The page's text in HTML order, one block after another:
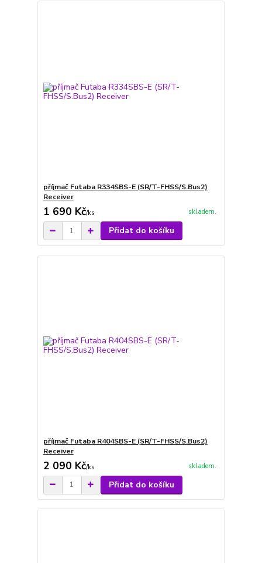
příjmač Futaba R334SBS-E (SR/T-FHSS/S.Bus2)
Receiver
1 690 Kč/ks skladem.
Přidat do košíku
příjmač Futaba R404SBS-E (SR/T-FHSS/S.Bus2)
Receiver
2 090 Kč/ks skladem.
Přidat do košíku